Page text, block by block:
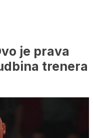
je prava
trenera